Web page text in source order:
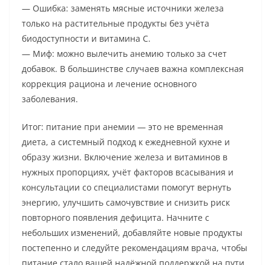
— Ошибка: заменять мясные источники железа
только на растительные продукты без учёта
биодоступности и витамина C.
— Миф: можно вылечить анемию только за счет
добавок. В большинстве случаев важна комплексная
коррекция рациона и лечение основного
заболевания.
Итог: питание при анемии — это не временная
диета, а системный подход к ежедневной кухне и
образу жизни. Включение железа и витаминов в
нужных пропорциях, учёт факторов всасывания и
консультации со специалистами помогут вернуть
энергию, улучшить самочувствие и снизить риск
повторного появления дефицита. Начните с
небольших изменений, добавляйте новые продукты
постепенно и следуйте рекомендациям врача, чтобы